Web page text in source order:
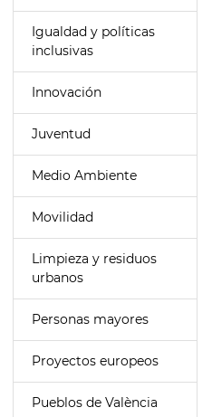
Igualdad y políticas
inclusivas
Innovación
Juventud
Medio Ambiente
Movilidad
Limpieza y residuos
urbanos
Personas mayores
Proyectos europeos
Pueblos de València